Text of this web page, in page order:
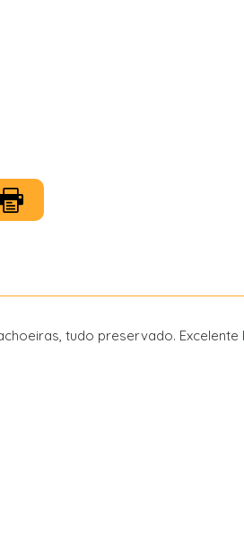
tudo preservado. Excelente